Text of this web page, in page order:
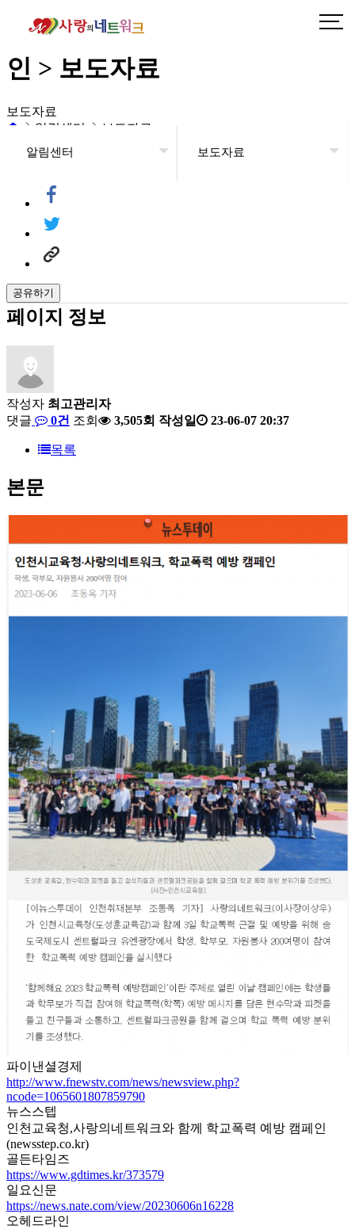
2023 학교폭력 예방 홍보 캠페
인 > 보도자료
보도자료
알림센터
보도자료
헤더설정
알림센터 보도자료
공유하기
페이지 정보
작성자 최고관리자
댓글
0건 조회 3,505회 작성일 23-06-07 20:37
목록
본문
파이낸셜경제
http://www.fnewstv.com/news/newsview.php?
ncode=1065601807859790
뉴스스텝
인천교육청,사랑의네트워크와 함께 학교폭력 예방 캠페인
(newsstep.co.kr)
골든타임즈
https://www.gdtimes.kr/373579
일요신문
https://news.nate.com/view/20230606n16228
오헤드라인